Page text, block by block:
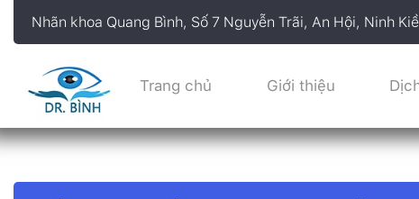
Nhãn khoa Quang Bình, Số 7 Nguyễn Trãi, An Hội, Ninh
Trang chủ Giới thiệu